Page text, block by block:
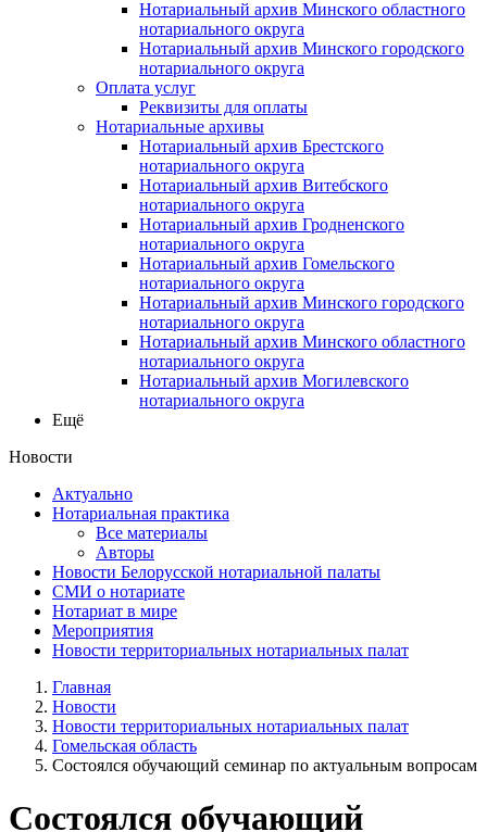
Нотариальный архив Минского областного
нотариального округа
Нотариальный архив Минского городского
нотариального округа
Оплата услуг
Реквизиты для оплаты
Нотариальные архивы
Нотариальный архив Брестского
нотариального округа
Нотариальный архив Витебского
нотариального округа
Нотариальный архив Гродненского
нотариального округа
Нотариальный архив Гомельского
нотариального округа
Нотариальный архив Минского городского
нотариального округа
Нотариальный архив Минского областного
нотариального округа
Нотариальный архив Могилевского
нотариального округа
Ещё
Новости
Актуально
Нотариальная практика
Все материалы
Авторы
Новости Белорусской нотариальной палаты
СМИ о нотариате
Нотариат в мире
Мероприятия
Новости территориальных нотариальных палат
Главная
Новости
Новости территориальных нотариальных палат
Гомельская область
Состоялся обучающий семинар по актуальным вопросам
Состоялся обучающий